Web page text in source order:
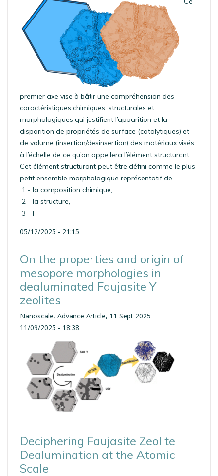
premier axe vise à bâtir une compréhension des
caractéristiques chimiques, structurales et
morphologiques qui justifient l’apparition et la
disparition de propriétés de surface (catalytiques) et
de volume (insertion/desinsertion) des matériaux visés,
à l’échelle de ce qu’on appellera l’élément structurant.
Cet élément structurant peut être défini comme le plus
petit ensemble morphologique représentatif de
1 - la composition chimique,
2 - la structure,
3 - l
05/12/2025 - 21:15
On the properties and origin of
mesopore morphologies in
dealuminated Faujasite Y
zeolites
Nanoscale, Advance Article, 11 Sept 2025
11/09/2025 - 18:38
Deciphering Faujasite Zeolite
Dealumination at the Atomic
Scale